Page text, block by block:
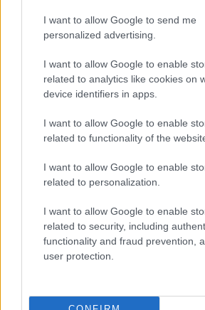
I want to allow Google to send me
personalized advertising.
I want to allow Google to enable
related to analytics like cookies on
device identifiers in apps.
I want to allow Google to enable
related to functionality of the
I want to allow Google to enable
related to personalization.
I want to allow Google to enable
related to security, including
functionality and fraud prevention,
user protection.